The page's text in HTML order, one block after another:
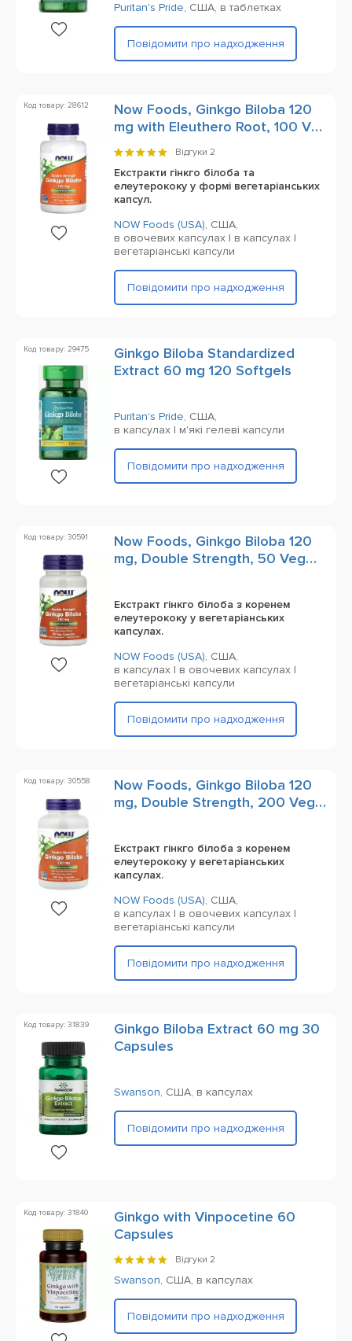
Puritan's Pride, США, в таблетках
Повідомити про надходження
Код товару: 28612
Now Foods, Ginkgo Biloba 120
mg with Eleuthero Root, 100 Veg
Capsules
Відгуки 2
Екстракти гінкго білоба та
елеутерококу у формі вегетаріанських
капсул.
NOW Foods (USA), США,
в овочевих капсулах | в капсулах |
вегетаріанські капсули
Повідомити про надходження
Код товару: 29475
Ginkgo Biloba Standardized
Extract 60 mg 120 Softgels
Puritan's Pride, США,
в капсулах | м'які гелеві капсули
Повідомити про надходження
Код товару: 30591
Now Foods, Ginkgo Biloba 120
mg, Double Strength, 50 Veg
Екстракт гінкго білоба з коренем
елеутерококу у вегетаріанських
капсулах.
NOW Foods (USA), США,
в капсулах | в овочевих капсулах |
вегетаріанські капсули
Повідомити про надходження
Код товару: 30558
Now Foods, Ginkgo Biloba 120
mg, Double Strength, 200 Veg
Екстракт гінкго білоба з коренем
елеутерококу у вегетаріанських
капсулах.
NOW Foods (USA), США,
в капсулах | в овочевих капсулах |
вегетаріанські капсули
Повідомити про надходження
Код товару: 31839
Ginkgo Biloba Extract 60 mg 30
Capsules
Swanson, США, в капсулах
Повідомити про надходження
Код товару: 31840
Ginkgo with Vinpocetine 60
Capsules
Відгуки 2
Swanson, США, в капсулах
Повідомити про надходження